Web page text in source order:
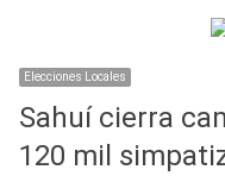
Elecciones Locales
Sahuí cierra
120 mil